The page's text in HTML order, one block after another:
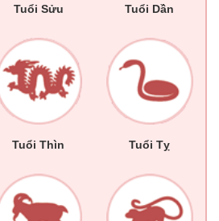
Tuổi Sửu Tuổi Dần
Tuổi Thìn Tuổi Tỵ